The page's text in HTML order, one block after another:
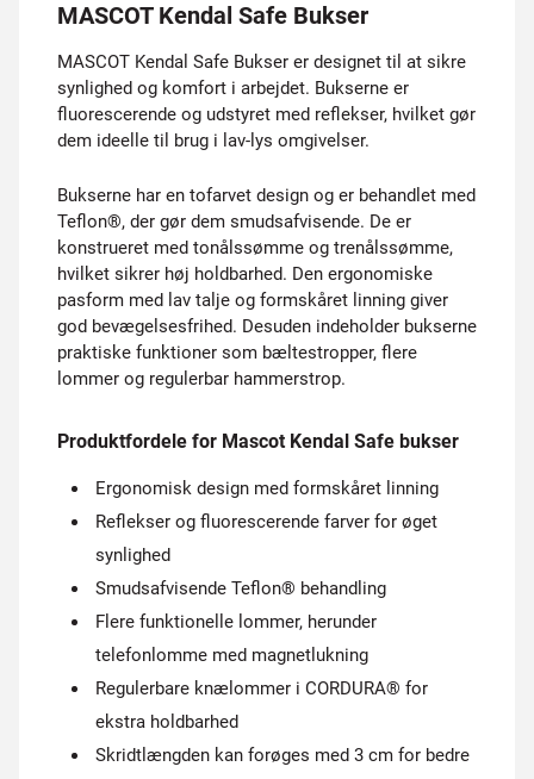
MASCOT Kendal Safe Bukser
MASCOT Kendal Safe Bukser er designet til at sikre
synlighed og komfort i arbejdet. Bukserne er
fluorescerende og udstyret med reflekser, hvilket gør
dem ideelle til brug i lav-lys omgivelser.
Bukserne har en tofarvet design og er behandlet med
Teflon®, der gør dem smudsafvisende. De er
konstrueret med tonålssømme og trenålssømme,
hvilket sikrer høj holdbarhed. Den ergonomiske
pasform med lav talje og formskåret linning giver
god bevægelsesfrihed. Desuden indeholder bukserne
praktiske funktioner som bæltestropper, flere
lommer og regulerbar hammerstrop.
Produktfordele for Mascot Kendal Safe bukser
Ergonomisk design med formskåret linning
Reflekser og fluorescerende farver for øget
synlighed
Smudsafvisende Teflon® behandling
Flere funktionelle lommer, herunder
telefonlomme med magnetlukning
Regulerbare knælommer i CORDURA® for
ekstra holdbarhed
Skridtlængden kan forøges med 3 cm for bedre